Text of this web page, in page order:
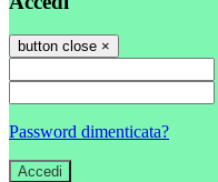
button close ×
Password dimenticata?